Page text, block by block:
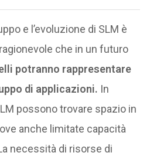
e l’evoluzione di SLM è
che in un futuro
potranno rappresentare
di applicazioni. In
possono trovare spazio in
anche limitate capacità
necessità di risorse di